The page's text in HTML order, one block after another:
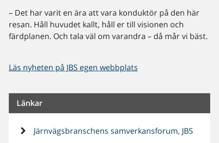
– Det har varit en ära att vara konduktör på den här
resan. Håll huvudet kallt, håll er till visionen och
färdplanen. Och tala väl om varandra – då mår vi bäst.
Läs nyheten på JBS egen webbplats
Länkar
Järnvägsbranschens samverkansforum, JBS